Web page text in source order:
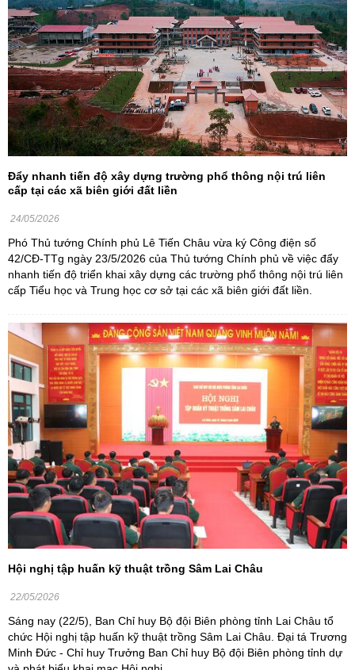
Đẩy nhanh tiến độ xây dựng trường phổ thông nội trú liên
cấp tại các xã biên giới đất liền
24/05/2026
Phó Thủ tướng Chính phủ Lê Tiến Châu vừa ký Công điện số
42/CĐ-TTg ngày 23/5/2026 của Thủ tướng Chính phủ về việc đẩy
nhanh tiến độ triển khai xây dựng các trường phổ thông nội trú liên
cấp Tiểu học và Trung học cơ sở tại các xã biên giới đất liền.
Hội nghị tập huấn kỹ thuật trồng Sâm Lai Châu
22/05/2026
Sáng nay (22/5), Ban Chỉ huy Bộ đội Biên phòng tỉnh Lai Châu tổ
chức Hội nghị tập huấn kỹ thuật trồng Sâm Lai Châu. Đại tá Trương
Minh Đức - Chỉ huy Trưởng Ban Chỉ huy Bộ đội Biên phòng tỉnh dự